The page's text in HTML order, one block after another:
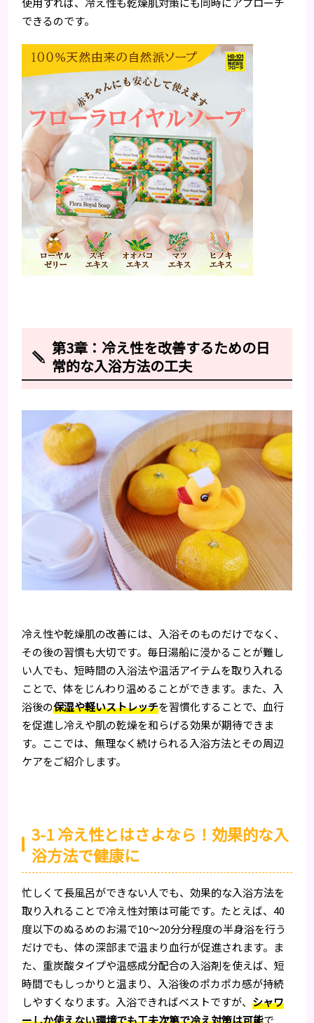
できるのです。
第3章：冷え性を改善するための日
常的な入浴方法の工夫
冷え性や乾燥肌の改善には、入浴そのものだけでなく、
その後の習慣も大切です。毎日湯船に浸かることが難し
い人でも、短時間の入浴法や温活アイテムを取り入れる
ことで、体をじんわり温めることができます。また、入
浴後の保湿や軽いストレッチを習慣化することで、血行
を促進し冷えや肌の乾燥を和らげる効果が期待できま
す。ここでは、無理なく続けられる入浴方法とその周辺
ケアをご紹介します。
3-1 冷え性とはさよなら！効果的な入
浴方法で健康に
忙しくて長風呂ができない人でも、効果的な入浴方法を
取り入れることで冷え性対策は可能です。たとえば、40
度以下のぬるめのお湯で10〜20分分程度の半身浴を行う
だけでも、体の深部まで温まり血行が促進されます。ま
た、重炭酸タイプや温感成分配合の入浴剤を使えば、短
時間でもしっかりと温まり、入浴後のポカポカ感が持続
しやすくなります。入浴できればベストですが、シャワ
ーしか使えない環境でも工夫次第で冷え対策は可能で